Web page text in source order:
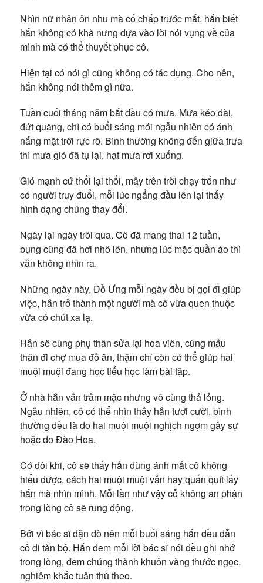
Nhìn nữ nhân ôn nhu mà cố chấp trước mắt, hắn biết
hắn không có khả nưng dựa vào lời nói vụng về của
mình mà có thể thuyết phục cô.
Hiện tại có nói gì cũng không có tác dụng. Cho nên,
hắn không nói thêm gì nữa.
Tuần cuối tháng năm bắt đầu có mưa. Mưa kéo dài,
đứt quãng, chỉ có buổi sáng mới ngẫu nhiên có ánh
nắng mặt trời rực rỡ. Bình thường không đến giữa trưa
thì mưa gió đã tụ lại, hạt mưa rơi xuống.
Gió mạnh cứ thổi lại thổi, mây trên trời chạy trốn như
có người truy đuổi, mỗi lúc ngẩng đầu lên lại thấy
hình dạng chúng thay đổi.
Ngày lại ngày trôi qua. Cô đã mang thai 12 tuần,
bụng cũng đã hơi nhô lên, nhưng lúc mặc quần áo thì
vẫn không nhìn ra.
Những ngày này, Đồ Ưng mỗi ngày đều bị gọi đi giúp
việc, hắn trở thành một người mà cô vừa quen thuộc
vừa có chút xa lạ.
Hắn sẽ cùng phụ thân sửa lại hoa viên, cùng mẫu
thân đi chợ mua đồ ăn, thậm chí còn có thể giúp hai
muội muội đang học tiểu học làm bài tập.
Ở nhà hắn vẫn trầm mặc nhưng vô cùng thả lỏng.
Ngẫu nhiên, cô có thể nhìn thấy hắn tươi cười, bình
thường đều là do hai muội muội nghịch ngợm gây sự
hoặc do Đào Hoa.
Có đôi khi, cô sẽ thấy hắn dùng ánh mắt cô không
hiểu được, cách hai muội muội vẫn hay quấn quít lấy
hắn mà nhìn mình. Mỗi lần như vậy cỗ không an phận
trong lòng cô sẽ rung động.
Bởi vì bác sĩ dặn dò nên mỗi buổi sáng hắn đều dẫn
cô đi tản bộ. Hắn đem mỗi lời bác sĩ nói đều ghi nhớ
trong lòng, đem chúng thành khuôn vàng thước ngọc,
nghiêm khắc tuân thủ theo.